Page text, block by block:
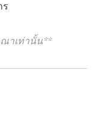
ร
ณาเท่านั้น**